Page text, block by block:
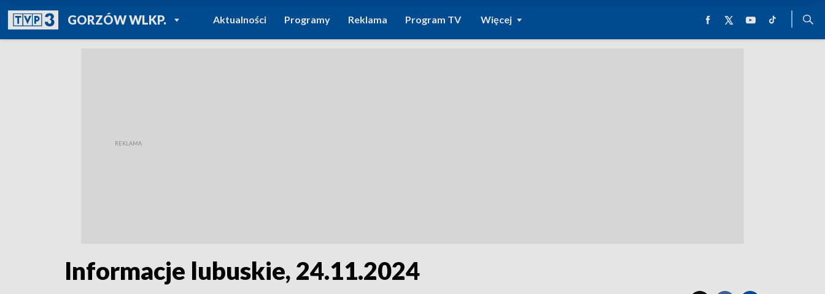
GORZÓW WLKP.POWRÓT DO
TVP REGIONY
Aktualności Programy Reklama Program TV Więcej
Informacje lubuskie, 24.11.2024